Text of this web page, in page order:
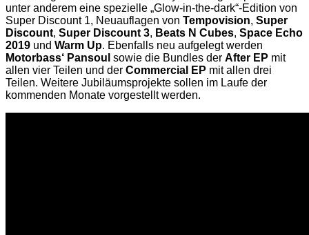
unter anderem eine spezielle „Glow-in-the-dark“-Edition von
Super Discount 1, Neuauflagen von Tempovision, Super
Discount, Super Discount 3, Beats N Cubes, Space Echo
2019 und Warm Up. Ebenfalls neu aufgelegt werden
Motorbass‘ Pansoul sowie die Bundles der After EP mit
allen vier Teilen und der Commercial EP mit allen drei
Teilen. Weitere Jubiläumsprojekte sollen im Laufe der
kommenden Monate vorgestellt werden.